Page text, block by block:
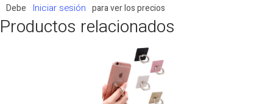
360º
Metal
Debe
Iniciar sesión para ver los precios
Productos relacionados